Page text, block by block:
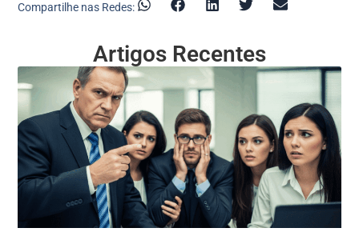
Compartilhe nas Redes:
Artigos Recentes